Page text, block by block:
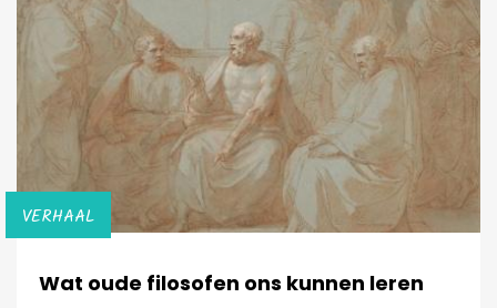
VERHAAL
Wat oude filosofen ons kunnen leren